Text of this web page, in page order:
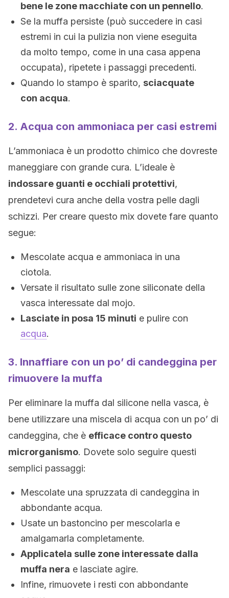
bene le zone macchiate con un pennello.
Se la muffa persiste (può succedere in casi
estremi in cui la pulizia non viene eseguita
da molto tempo, come in una casa appena
occupata), ripetete i passaggi precedenti.
Quando lo stampo è sparito, sciacquate
con acqua.
2. Acqua con ammoniaca per casi estremi
L’ammoniaca è un prodotto chimico che dovreste
maneggiare con grande cura. L’ideale è
indossare guanti e occhiali protettivi,
prendetevi cura anche della vostra pelle dagli
schizzi. Per creare questo mix dovete fare quanto
segue:
Mescolate acqua e ammoniaca in una
ciotola.
Versate il risultato sulle zone siliconate della
vasca interessate dal mojo.
Lasciate in posa 15 minuti e pulire con
acqua.
3. Innaffiare con un po’ di candeggina per
rimuovere la muffa
Per eliminare la muffa dal silicone nella vasca, è
bene utilizzare una miscela di acqua con un po’ di
candeggina, che è efficace contro questo
microrganismo. Dovete solo seguire questi
semplici passaggi:
Mescolate una spruzzata di candeggina in
abbondante acqua.
Usate un bastoncino per mescolarla e
amalgamarla completamente.
Applicatela sulle zone interessate dalla
muffa nera e lasciate agire.
Infine, rimuovete i resti con abbondante